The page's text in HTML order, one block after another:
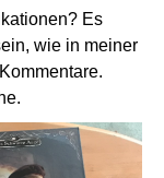
Es
wie in meiner